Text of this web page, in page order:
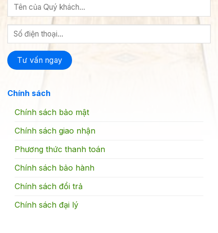
Chính sách
Chính sách bảo mật
Chính sách giao nhận
Phương thức thanh toán
Chính sách bảo hành
Chính sách đổi trả
Chính sách đại lý